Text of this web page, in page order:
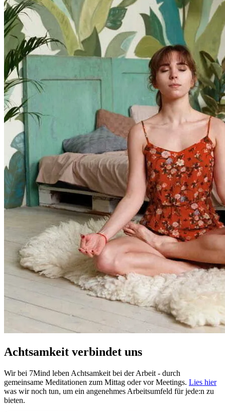
Achtsamkeit verbindet uns
Wir bei 7Mind leben Achtsamkeit bei der Arbeit - durch
gemeinsame Meditationen zum Mittag oder vor Meetings. Lies hier
was wir noch tun, um ein angenehmes Arbeitsumfeld für jede:n zu
bieten.